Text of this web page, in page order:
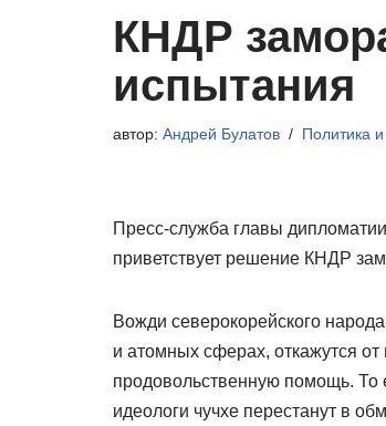
КНДР
испытания
автор: Андрей Булатов Политика и
Пресс-служба главы
приветствует решение КНДР
Вожди северокорейского
и атомных сферах, откажутся
продовольственную помощь. То
идеологи чучхе перестанут в